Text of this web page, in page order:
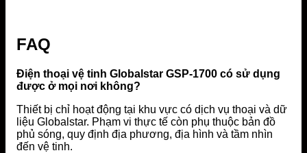
FAQ
Điện thoại vệ tinh Globalstar GSP-1700 có sử dụng
được ở mọi nơi không?
Thiết bị chỉ hoạt động tại khu vực có dịch vụ thoại và dữ
liệu Globalstar. Phạm vi thực tế còn phụ thuộc bản đồ
phủ sóng, quy định địa phương, địa hình và tầm nhìn
đến vệ tinh.